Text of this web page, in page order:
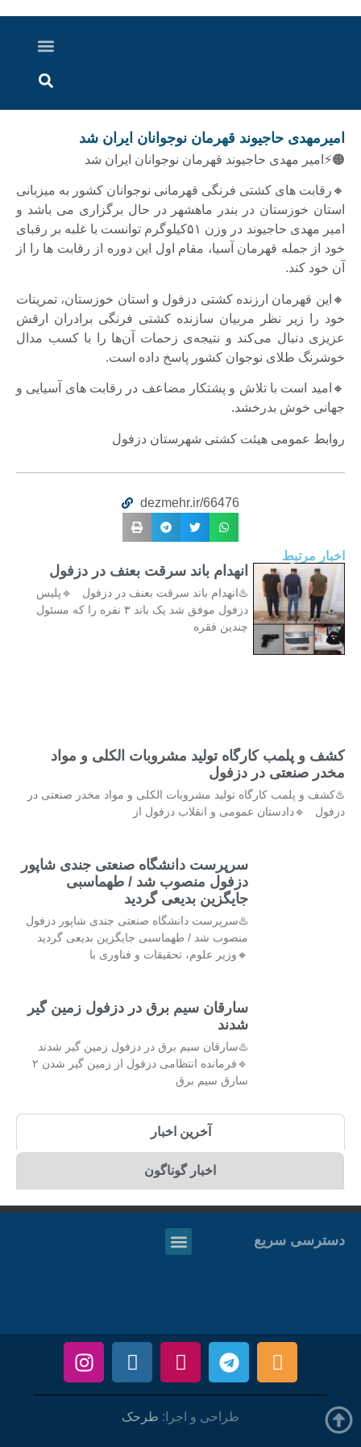
امیرمهدی حاجیوند قهرمان نوجوانان ایران شد
🟠⚡️امیر مهدی حاجیوند قهرمان نوجوانان ایران شد
🔸رقابت های کشتی فرنگی قهرمانی نوجوانان کشور به میزبانی
استان خوزستان در بندر ماهشهر در حال برگزاری می باشد و
امیر مهدی حاجیوند در وزن ۵۱کیلوگرم توانست با غلبه بر رقبای
خود از جمله قهرمان آسیا، مقام اول این دوره از رقابت ها را از
آن خود کند.
🔸این قهرمان ارزنده کشتی دزفول و استان خوزستان، تمرینات
خود را زیر نظر مربیان سازنده کشتی فرنگی برادران ارقش
عزیزی دنبال می‌کند و نتیجه‌ی زحمات آن‌ها را با کسب مدال
خوشرنگ طلای نوجوان کشور پاسخ داده است.
🔸امید است با تلاش و پشتکار مضاعف در رقابت های آسیایی و
جهانی خوش بدرخشد.
روابط عمومی هیئت کشتی شهرستان دزفول
dezmehr.ir/66476
اخبار مرتبط
انهدام باند سرقت بعنف در دزفول
♨️انهدام باند سرقت بعنف در دزفول 🔹پلیس
دزفول موفق شد یک باند ۳ نفره را که مسئول
چندین فقره
کشف و پلمب کارگاه تولید مشروبات الکلی و مواد
مخدر صنعتی در دزفول
♨️کشف و پلمب کارگاه تولید مشروبات الکلی و مواد مخدر صنعتی در
دزفول 🔹دادستان عمومی و انقلاب دزفول از
سرپرست دانشگاه صنعتی جندی شاپور
دزفول منصوب شد / طهماسبی
جایگزین بدیعی گردید
♨️سرپرست دانشگاه صنعتی جندی شاپور دزفول
منصوب شد / طهماسبی جایگزین بدیعی گردید
🔸وزیر علوم، تحقیقات و فناوری با
سارقان سیم برق در دزفول زمین گیر
شدند
♨️سارقان سیم برق در دزفول زمین گیر شدند
🔹فرمانده انتظامی دزفول از زمین گیر شدن ۲
سارق سیم برق
آخرین اخبار
اخبار گوناگون
دسترسی سریع
طراحی و اجرا: طرحک